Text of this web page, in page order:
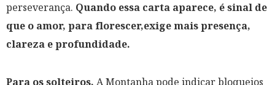
perseverança. Quando essa carta aparece, é sinal de
que o amor, para florescer,exige mais presença,
clareza e profundidade.
Para os solteiros, A Montanha pode indicar bloqueios